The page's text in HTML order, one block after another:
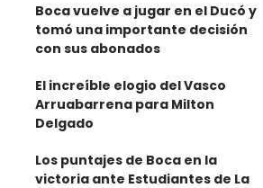
Boca vuelve a jugar en el Ducó y
tomó una importante decisión
con sus abonados
El increíble elogio del Vasco
Arruabarrena para Milton
Delgado
Los puntajes de Boca en la
victoria ante Estudiantes de La